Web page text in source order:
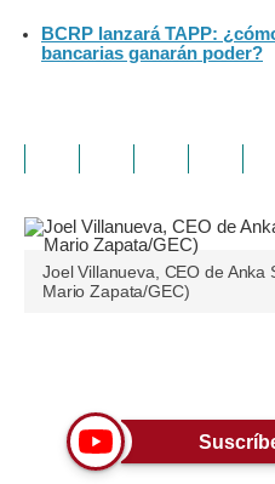
BCRP lanzará TAPP:
bancarias ganarán poder?
Joel Villanueva, CEO de Anka
Mario Zapata/GEC)